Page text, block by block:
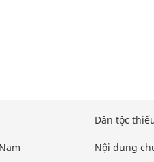
Dân tộc
Nội dung